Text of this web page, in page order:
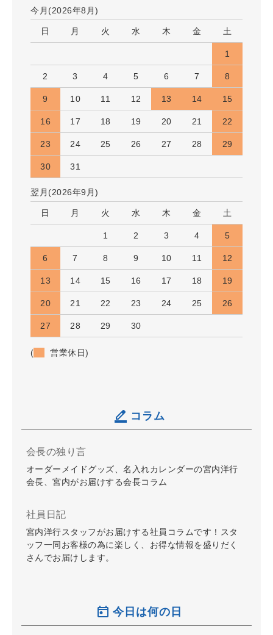
今月(2026年8月)
日 月 火 水 木 金 土
1
2 3 4 5 6 7 8
9 10 11 12 13 14 15
16 17 18 19 20 21 22
23 24 25 26 27 28 29
30 31
翌月(2026年9月)
日 月 火 水 木 金 土
1 2 3 4 5
6 7 8 9 10 11 12
13 14 15 16 17 18 19
20 21 22 23 24 25 26
27 28 29 30
( 営業休日)
コラム
会長の独り言
オーダーメイドグッズ、名入れカレンダーの宮内洋行
会長、宮内がお届けする会長コラム
社員日記
宮内洋行スタッフがお届けする社員コラムです！スタ
ッフ一同お客様の為に楽しく、お得な情報を盛りだく
さんでお届けします。
今日は何の日